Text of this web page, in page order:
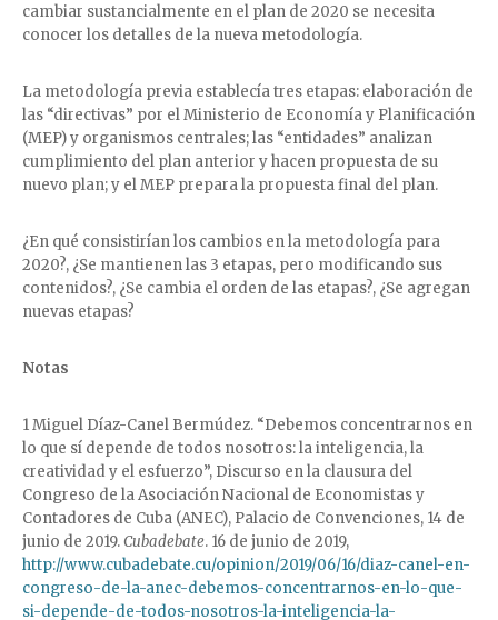
cambiar sustancialmente en el plan de 2020 se necesita
conocer los detalles de la nueva metodología.
La metodología previa establecía tres etapas: elaboración de
las “directivas” por el Ministerio de Economía y Planificación
(MEP) y organismos centrales; las “entidades” analizan
cumplimiento del plan anterior y hacen propuesta de su
nuevo plan; y el MEP prepara la propuesta final del plan.
¿En qué consistirían los cambios en la metodología para
2020?, ¿Se mantienen las 3 etapas, pero modificando sus
contenidos?, ¿Se cambia el orden de las etapas?, ¿Se agregan
nuevas etapas?
Notas
1 Miguel Díaz-Canel Bermúdez. “Debemos concentrarnos en
lo que sí depende de todos nosotros: la inteligencia, la
creatividad y el esfuerzo”, Discurso en la clausura del
Congreso de la Asociación Nacional de Economistas y
Contadores de Cuba (ANEC), Palacio de Convenciones, 14 de
junio de 2019.Cubadebate. 16 de junio de 2019,
http://www.cubadebate.cu/opinion/2019/06/16/diaz-canel-en-
congreso-de-la-anec-debemos-concentrarnos-en-lo-que-
si-depende-de-todos-nosotros-la-inteligencia-la-